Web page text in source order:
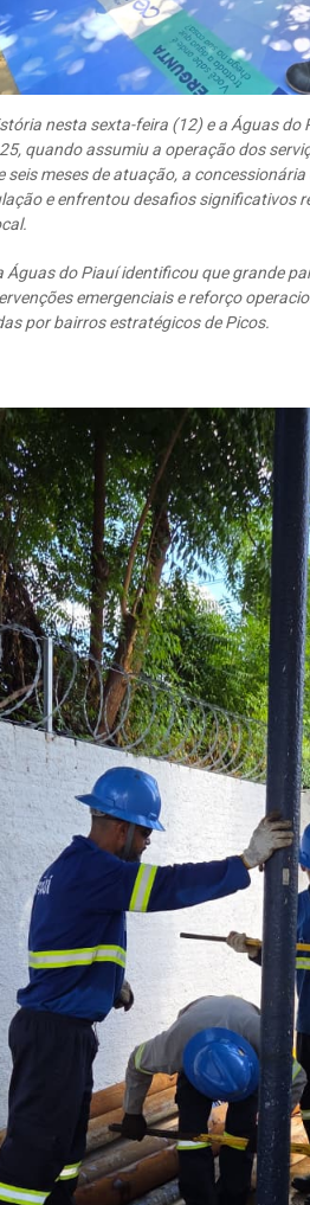
nesta sexta-feira (12) e a Águas
quando assumiu a operação dos
seis meses de atuação, a
e enfrentou desafios significativos
Águas do Piauí identificou que grande
emergenciais e reforço
por bairros estratégicos de Picos.